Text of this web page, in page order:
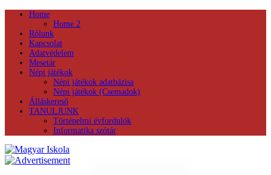
Home
Home 2
Rólunk
Kapcsolat
Adatvédelem
Mesetár
Népi játékok
Népi játékok adatbázisa
Népi játékok (Csemadok)
Álláskereső
TANULJUNK
Történelmi évfordulók
Informatika szótár